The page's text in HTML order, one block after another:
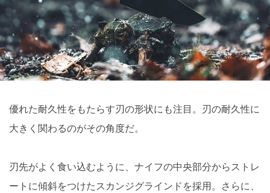
優れた耐久性をもたらす刃の形状にも注目。刃の耐久性に
大きく関わるのがその角度だ。
刃先がよく食い込むように、ナイフの中央部分からストレ
ートに傾斜をつけたスカンジグラインドを採用。さらに、